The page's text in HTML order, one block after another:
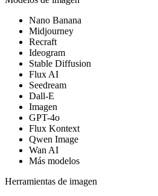
Nano Banana
Midjourney
Recraft
Ideogram
Stable Diffusion
Flux AI
Seedream
Dall-E
Imagen
GPT-4o
Flux Kontext
Qwen Image
Wan AI
Más modelos
Herramientas de imagen